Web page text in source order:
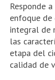
Responde
enfoque de
integral de
las
etapa del
calidad de